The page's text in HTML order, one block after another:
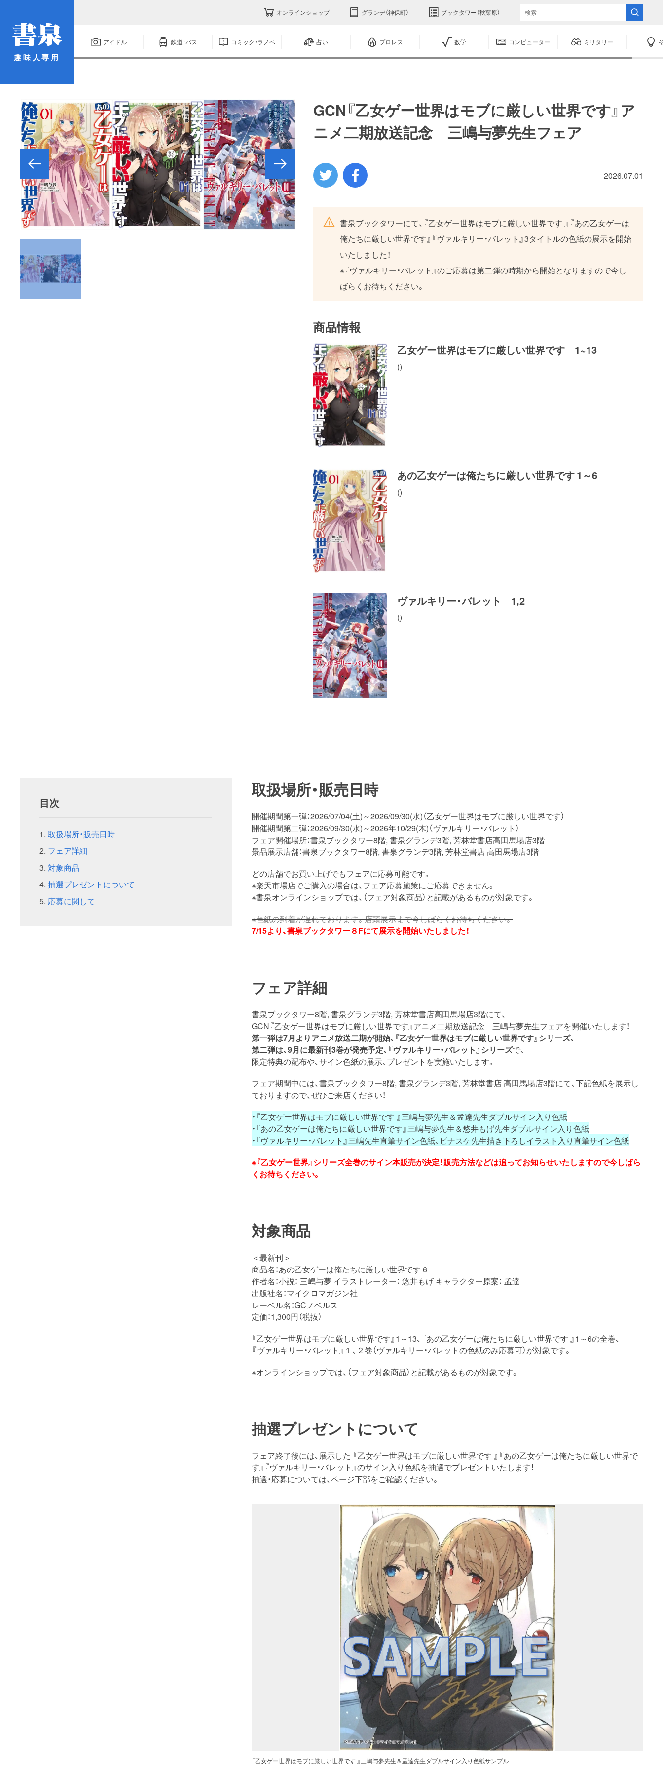
趣味人専用
オンラインショップ グランデ（神保町） ブックタワー（秋葉原）
アイドル 鉄道・バス コミック・ラノベ 占い プロレス 数学 コンピューター ミリタリー
GCN『乙女ゲー世界はモブに厳しい世界です』ア
ニメ二期放送記念 三嶋与夢先生フェア
2026.07.01
書泉ブックタワーにて、『乙女ゲー世界はモブに厳しい世界です 』『あの乙女ゲーは
俺たちに厳しい世界です』『ヴァルキリー・バレット』3タイトルの色紙の展示を開始
いたしました！
※『ヴァルキリー・バレット』のご応募は第二弾の時期から開始となりますので今し
ばらくお待ちください。
商品情報
乙女ゲー世界はモブに厳しい世界です 1~13
()
あの乙女ゲーは俺たちに厳しい世界です 1～6
()
ヴァルキリー・バレット 1,2
()
目次
取扱場所・販売日時
フェア詳細
対象商品
抽選プレゼントについて
応募に関して
取扱場所・販売日時
開催期間第一弾：2026/07/04(土)～2026/09/30(水)（乙女ゲー世界はモブに厳しい世界です）
開催期間第二弾：2026/09/30(水)～2026年10/29(木)（ヴァルキリー・バレット）
フェア開催場所：書泉ブックタワー8階, 書泉グランデ3階, 芳林堂書店高田馬場店3階
景品展示店舗：書泉ブックタワー8階, 書泉グランデ3階, 芳林堂書店 高田馬場店3階
どの店舗でお買い上げでもフェアに応募可能です。
※楽天市場店でご購入の場合は、フェア応募施策にご応募できません。
※書泉オンラインショップでは、（フェア対象商品）と記載があるものが対象です。
※色紙の到着が遅れております。店頭展示まで今しばらくお待ちください。
7/15より、書泉ブックタワー８Fにて展示を開始いたしました！
フェア詳細
書泉ブックタワー8階, 書泉グランデ3階, 芳林堂書店高田馬場店3階にて、
GCN『乙女ゲー世界はモブに厳しい世界です』アニメ二期放送記念 三嶋与夢先生フェアを開催いたします！
第一弾は7月よりアニメ放送二期が開始、『乙女ゲー世界はモブに厳しい世界です』シリーズ、
第二弾は、9月に最新刊3巻が発売予定、『ヴァルキリー・バレット』シリーズで、
限定特典の配布や、サイン色紙の展示、プレゼントを実施いたします。
フェア期間中には、書泉ブックタワー8階, 書泉グランデ3階, 芳林堂書店 高田馬場店3階にて、下記色紙を展示し
ておりますので、ぜひご来店ください！
・『乙女ゲー世界はモブに厳しい世界です 』三嶋与夢先生＆孟達先生ダブルサイン入り色紙
・『あの乙女ゲーは俺たちに厳しい世界です』三嶋与夢先生＆悠井もげ先生ダブルサイン入り色紙
・『ヴァルキリー・バレット』三嶋先生直筆サイン色紙、 ピナスケ先生描き下ろしイラスト入り直筆サイン色紙
※『乙女ゲー世界』シリーズ全巻のサイン本販売が決定！販売方法などは追ってお知らせいたしますので今しばら
くお待ちください。
対象商品
＜最新刊＞
商品名：あの乙女ゲーは俺たちに厳しい世界です 6
作者名：小説： 三嶋与夢 イラストレーター： 悠井もげ キャラクター原案： 孟達
出版社名：マイクロマガジン社
レーベル名：GCノベルス
定価：1,300円（税抜）
『乙女ゲー世界はモブに厳しい世界です』1～13、『あの乙女ゲーは俺たちに厳しい世界です 』1～6の全巻、
『ヴァルキリー・バレット』１、２巻（ヴァルキリー・バレットの色紙のみ応募可）が対象です。
※オンラインショップでは、（フェア対象商品）と記載があるものが対象です。
抽選プレゼントについて
フェア終了後には、展示した 『乙女ゲー世界はモブに厳しい世界です 』『あの乙女ゲーは俺たちに厳しい世界で
す』『ヴァルキリー・バレット』のサイン入り色紙を抽選でプレゼントいたします！
抽選・応募については、ページ下部をご確認ください。
『乙女ゲー世界はモブに厳しい世界です 』三嶋与夢先生＆孟達先生ダブルサイン入り色紙サンプル